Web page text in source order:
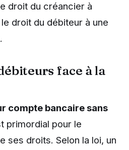
droit du créancier à
droit du débiteur à une
face à la
compte bancaire sans
primordial pour le
ses droits. Selon la loi, un